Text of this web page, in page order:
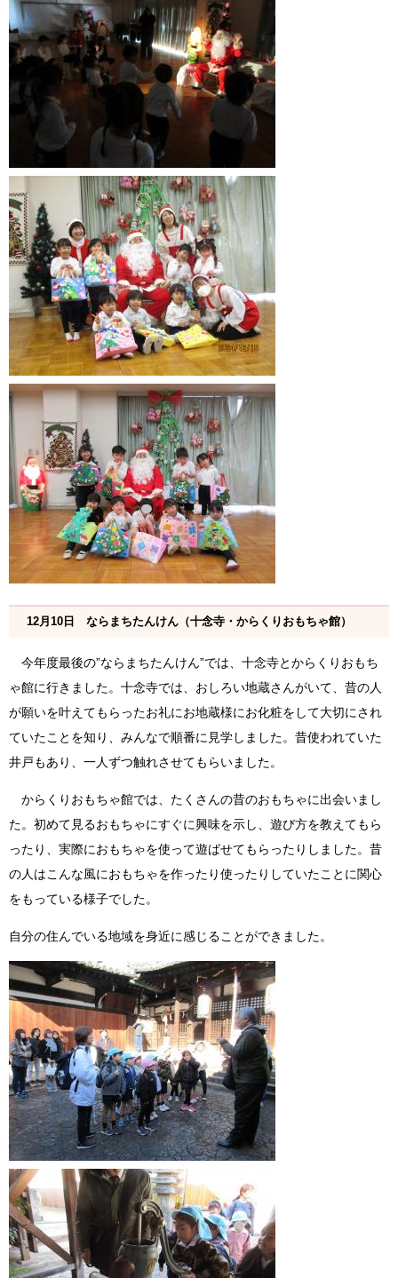
12月10日 ならまちたんけん（十念寺・からくりおもちゃ館）
今年度最後の”ならまちたんけん”では、十念寺とからくりおもち
ゃ館に行きました。十念寺では、おしろい地蔵さんがいて、昔の人
が願いを叶えてもらったお礼にお地蔵様にお化粧をして大切にされ
ていたことを知り、みんなで順番に見学しました。昔使われていた
井戸もあり、一人ずつ触れさせてもらいました。
からくりおもちゃ館では、たくさんの昔のおもちゃに出会いまし
た。初めて見るおもちゃにすぐに興味を示し、遊び方を教えてもら
ったり、実際におもちゃを使って遊ばせてもらったりしました。昔
の人はこんな風におもちゃを作ったり使ったりしていたことに関心
をもっている様子でした。
自分の住んでいる地域を身近に感じることができました。